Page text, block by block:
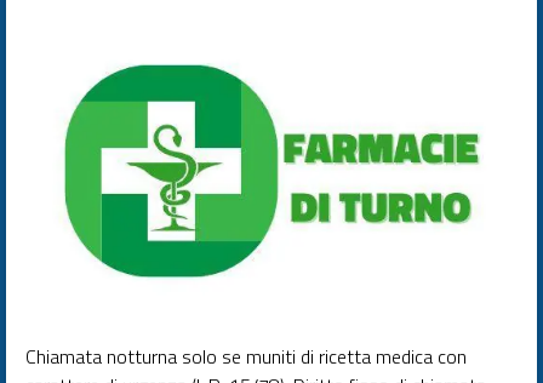
Chiamata notturna solo se muniti di ricetta medica con